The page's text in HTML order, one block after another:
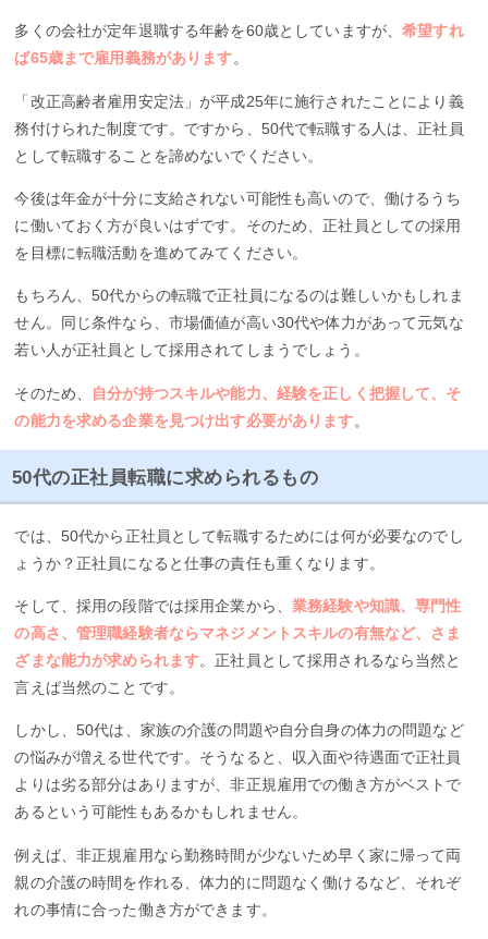
多くの会社が定年退職する年齢を60歳としていますが、希望すれ
ば65歳まで雇用義務があります。
「改正高齢者雇用安定法」が平成25年に施行されたことにより義
務付けられた制度です。ですから、50代で転職する人は、正社員
として転職することを諦めないでください。
今後は年金が十分に支給されない可能性も高いので、働けるうち
に働いておく方が良いはずです。そのため、正社員としての採用
を目標に転職活動を進めてみてください。
もちろん、50代からの転職で正社員になるのは難しいかもしれま
せん。同じ条件なら、市場価値が高い30代や体力があって元気な
若い人が正社員として採用されてしまうでしょう。
そのため、
自分が持つスキルや能力、経験を正しく把握して、そ
の能力を求める企業を見つけ出す必要があります。
50代の正社員転職に求められるもの
では、50代から正社員として転職するためには何が必要なのでし
ょうか？正社員になると仕事の責任も重くなります。
そして、採用の段階では採用企業から、業務経験や知識、専門性
の高さ、管理職経験者ならマネジメントスキルの有無など、さま
ざまな能力が求められます。正社員として採用されるなら当然と
言えば当然のことです。
しかし、50代は、家族の介護の問題や自分自身の体力の問題など
の悩みが増える世代です。そうなると、収入面や待遇面で正社員
よりは劣る部分はありますが、非正規雇用での働き方がベストで
あるという可能性もあるかもしれません。
例えば、非正規雇用なら勤務時間が少ないため早く家に帰って両
親の介護の時間を作れる、体力的に問題なく働けるなど、それぞ
れの事情に合った働き方ができます。